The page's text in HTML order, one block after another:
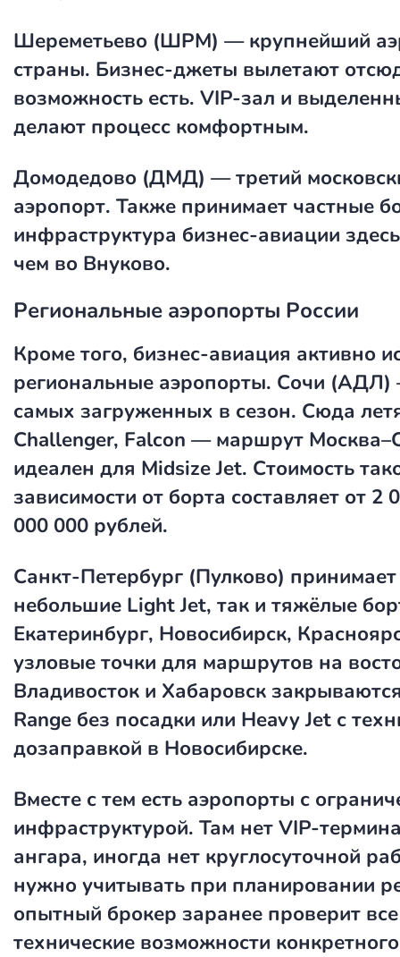
Шереметьево (ШРМ) — крупнейший
страны. Бизнес-джеты вылетают
возможность есть. VIP-зал и
делают процесс комфортным.
Домодедово (ДМД) — третий
аэропорт. Также принимает частные
инфраструктура бизнес-авиации
чем во Внуково.
Региональные аэропорты России
Кроме того, бизнес-авиация активно
региональные аэропорты. Сочи
самых загруженных в сезон. Сюда
Challenger, Falcon — маршрут
идеален для Midsize Jet. Стоимость
зависимости от борта составляет от 2
000 000 рублей.
Санкт-Петербург (Пулково) принимает
небольшие Light Jet, так и тяжёлые
Екатеринбург, Новосибирск,
узловые точки для маршрутов на
Владивосток и Хабаровск
Range без посадки или Heavy Jet с
дозаправкой в Новосибирске.
Вместе с тем есть аэропорты с
инфраструктурой. Там нет VIP-
ангара, иногда нет круглосуточной
нужно учитывать при планировании
опытный брокер заранее проверит все
технические возможности